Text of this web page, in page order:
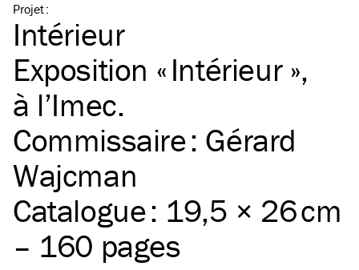
Projet:
Intérieur
Exposition « Intérieur »,
à l’Imec.
Commissaire : Gérard
Wajcman
Catalogue : 19,5 × 26 cm
– 160 pages